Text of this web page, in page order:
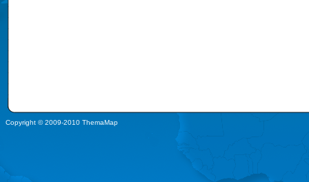
Copyright © 2009-2010 ThemaMap